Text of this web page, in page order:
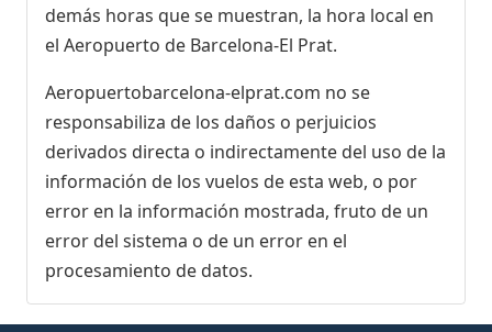
demás horas que se muestran, la hora local en
el Aeropuerto de Barcelona-El Prat.
Aeropuertobarcelona-elprat.com no se
responsabiliza de los daños o perjuicios
derivados directa o indirectamente del uso de la
información de los vuelos de esta web, o por
error en la información mostrada, fruto de un
error del sistema o de un error en el
procesamiento de datos.